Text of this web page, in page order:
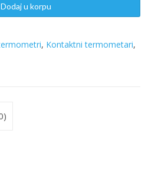
Dodaj u korpu
, Kontaktni termometari,